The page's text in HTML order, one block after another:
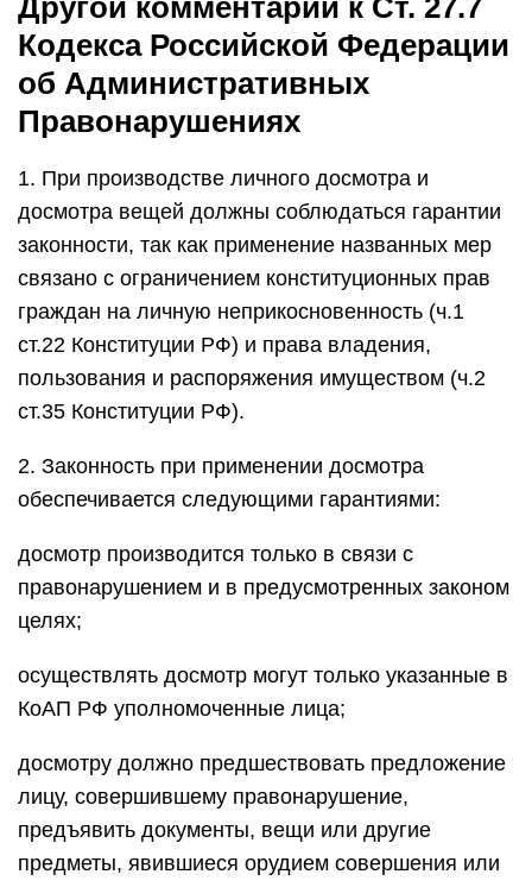
Другой комментарий к Ст. 27.7
Кодекса Российской Федерации
об Административных
Правонарушениях
1. При производстве личного досмотра и
досмотра вещей должны соблюдаться гарантии
законности, так как применение названных мер
связано с ограничением конституционных прав
граждан на личную неприкосновенность (ч.1
ст.22 Конституции РФ) и права владения,
пользования и распоряжения имуществом (ч.2
ст.35 Конституции РФ).
2. Законность при применении досмотра
обеспечивается следующими гарантиями:
досмотр производится только в связи с
правонарушением и в предусмотренных законом
целях;
осуществлять досмотр могут только указанные в
КоАП РФ уполномоченные лица;
досмотру должно предшествовать предложение
лицу, совершившему правонарушение,
предъявить документы, вещи или другие
предметы, явившиеся орудием совершения или